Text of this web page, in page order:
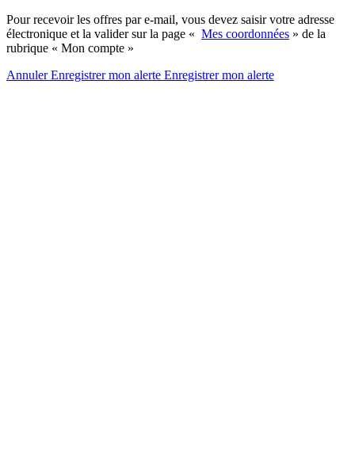
Pour recevoir les offres par e-mail, vous devez saisir votre adresse
électronique et la valider sur la page « Mes coordonnées » de la
rubrique « Mon compte »
AnnulerEnregistrer mon alerte Enregistrermon alerte